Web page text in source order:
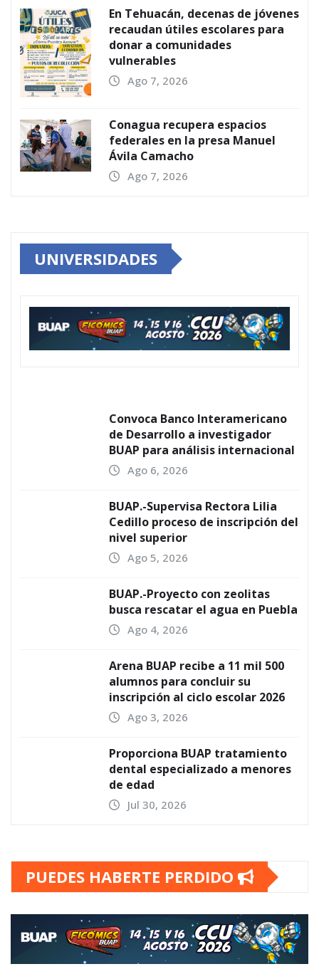
En Tehuacán, decenas de jóvenes
recaudan útiles escolares para
donar a comunidades
vulnerables
Ago 7, 2026
Conagua recupera espacios
federales en la presa Manuel
Ávila Camacho
Ago 7, 2026
UNIVERSIDADES
Convoca Banco Interamericano
de Desarrollo a investigador
BUAP para análisis internacional
Ago 6, 2026
BUAP.-Supervisa Rectora Lilia
Cedillo proceso de inscripción del
nivel superior
Ago 5, 2026
BUAP.-Proyecto con zeolitas
busca rescatar el agua en Puebla
Ago 4, 2026
Arena BUAP recibe a 11 mil 500
alumnos para concluir su
inscripción al ciclo escolar 2026
Ago 3, 2026
Proporciona BUAP tratamiento
dental especializado a menores
de edad
Jul 30, 2026
PUEDES HABERTE PERDIDO